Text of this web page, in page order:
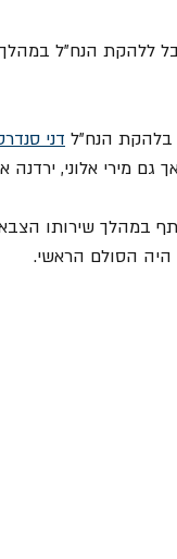
ללהקת הנח"ל
דני
מירי אלוני, ירדנה